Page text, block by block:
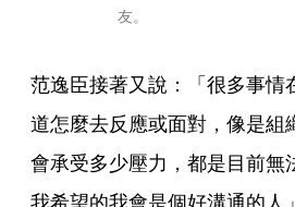
友。
范逸臣接著又說：「很多事情
道怎麼去反應或面對，像是組
會承受多少壓力，都是目前無
我希望的我會是個好溝通的人